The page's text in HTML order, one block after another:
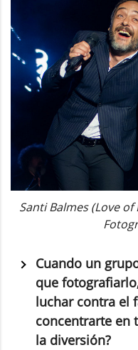
Santi Balmes (Love
Cuando un
que
luchar contra el
concentrarte en
la diversión?